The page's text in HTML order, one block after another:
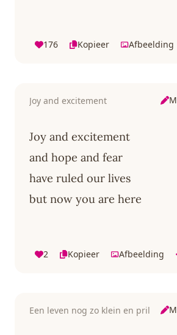
176 Kopieer Afbeelding
Joy and excitement
Joy and excitement
and hope and fear
have ruled our lives
but now you are here
2 Kopieer Afbeelding
Een leven nog zo klein en pril